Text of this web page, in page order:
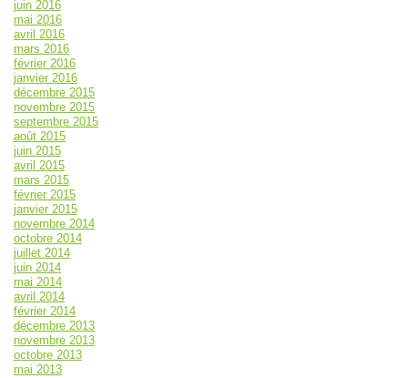
juin 2016
mai 2016
avril 2016
mars 2016
février 2016
janvier 2016
décembre 2015
novembre 2015
septembre 2015
août 2015
juin 2015
avril 2015
mars 2015
février 2015
janvier 2015
novembre 2014
octobre 2014
juillet 2014
juin 2014
mai 2014
avril 2014
février 2014
décembre 2013
novembre 2013
octobre 2013
mai 2013